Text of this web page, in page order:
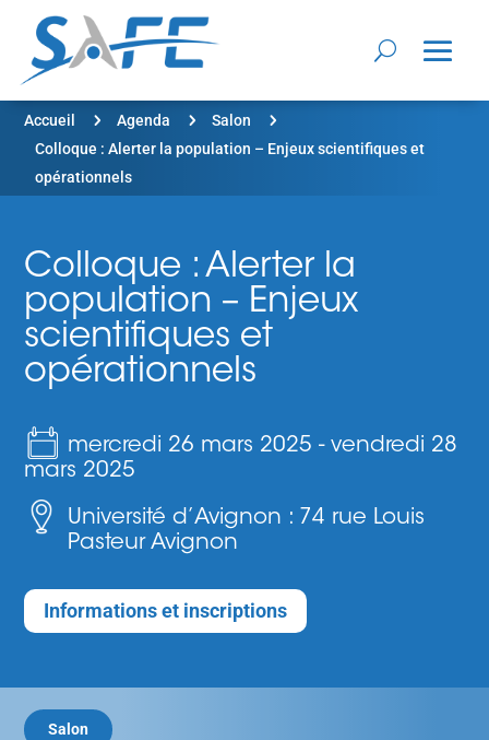
Accueil 5 Agenda 5 Salon 5
Colloque : Alerter la population – Enjeux scientifiques et
opérationnels
Colloque : Alerter la
population – Enjeux
scientifiques et
opérationnels
mercredi 26 mars 2025 -vendredi 28
mars 2025
Université d’Avignon : 74 rue Louis
Pasteur Avignon
Informations et inscriptions
Salon